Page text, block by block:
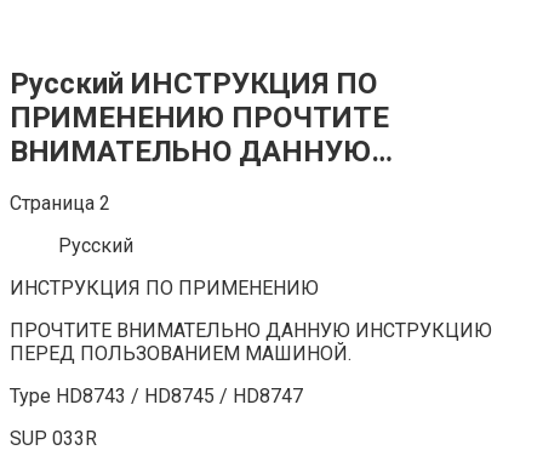
Русский ИНСТРУКЦИЯ ПО
ПРИМЕНЕНИЮ ПРОЧТИТЕ
ВНИМАТЕЛЬНО ДАННУЮ…
Страница 2
Русский
ИНСТРУКЦИЯ ПО ПРИМЕНЕНИЮ
ПРОЧТИТЕ ВНИМАТЕЛЬНО ДАННУЮ ИНСТРУКЦИЮ
ПЕРЕД ПОЛЬЗОВАНИЕМ МАШИНОЙ.
Type HD8743 / HD8745 / HD8747
SUP 033R